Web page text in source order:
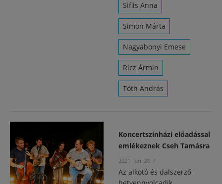
Siflis Anna
Simon Márta
Nagyabonyi Emese
Ricz Ármin
Tóth András
Koncertszínházi előadással
emlékeznek Cseh Tamásra
2021. jan. 20. /
Az alkotó és dalszerző